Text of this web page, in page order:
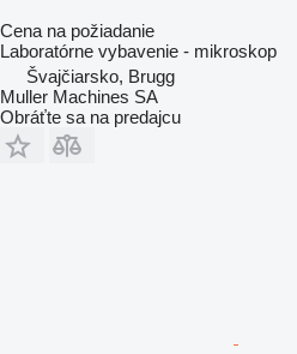
Cena na požiadanie
Laboratórne vybavenie - mikroskop
Švajčiarsko, Brugg
Muller Machines SA
Obráťte sa na predajcu